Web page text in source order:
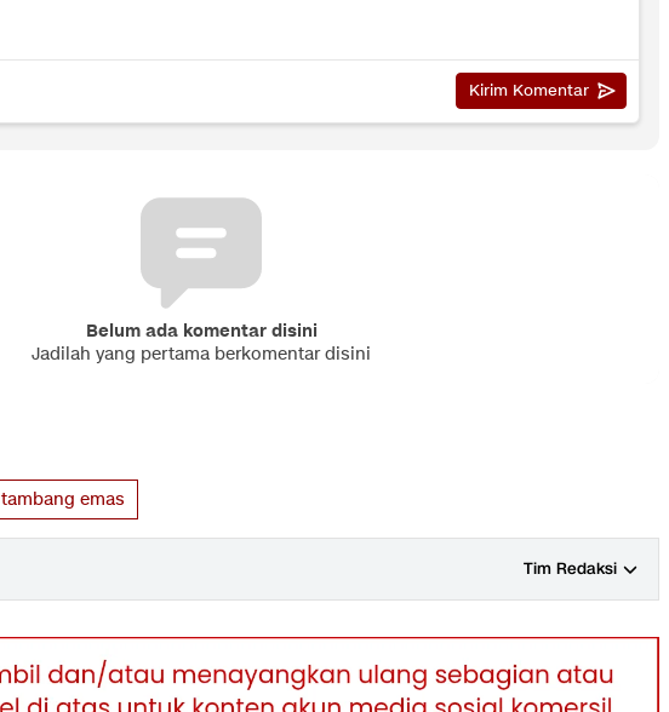
Belum ada komentar disini
Jadilah yang pertama berkomentar disini
tambang emas
Tim Redaksi